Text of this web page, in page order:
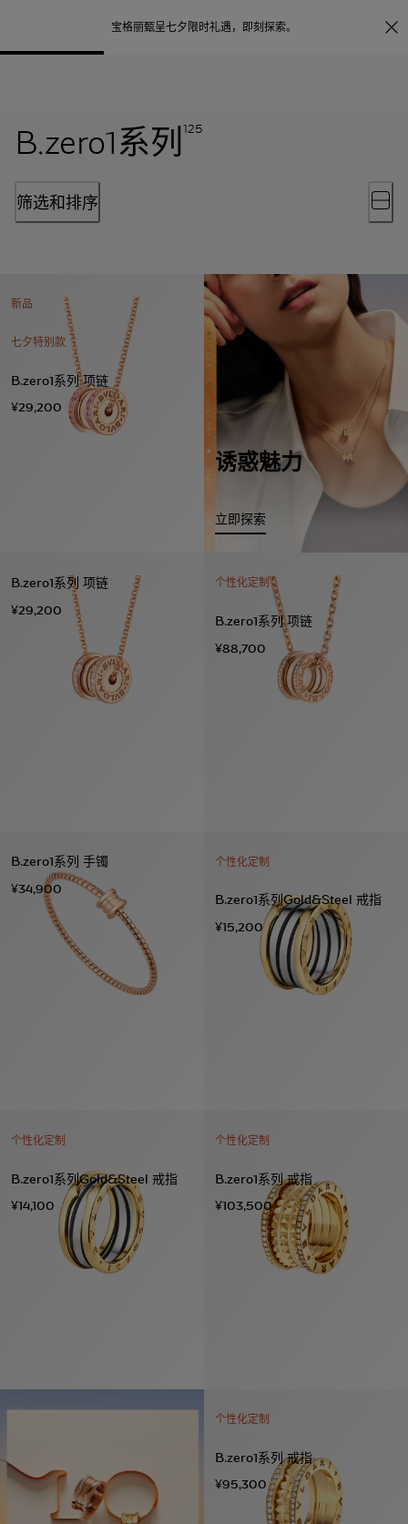
宝格丽甄呈七夕限时礼遇， 即刻探索。
B.zero1系列125
筛选和排序
诱惑魅力
立即探索
新品
七夕特别款
B.zero1系列 项链
¥29,200
B.zero1系列 项链
¥29,200
个性化定制
B.zero1系列 项链
¥88,700
B.zero1系列 手镯
¥34,900
个性化定制
B.zero1系列Gold&Steel 戒指
¥15,200
个性化定制
B.zero1系列Gold&Steel 戒指
¥14,100
个性化定制
B.zero1系列 戒指
¥103,500
个性化定制
B.zero1系列 戒指
¥95,300